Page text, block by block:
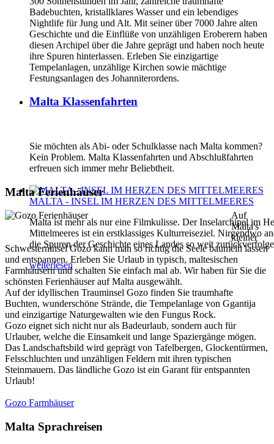
MALTA - INSEL IM HERZEN DES MITTELMEERES
Malta ist mehr als nur eine Filmkulisse. Der Inselarchipel im
Mittelmeeres ist ein erstklassiges Kulturreiseziel. Nirgendwo
die Spuren der Geschichte eines Landes so weit
weiterlesen
Badebuchten, kristallklares Wasser und ein lebendiges
Nightlife für Jung und Alt. Mit seiner über 7000 Jahre alten
Geschichte und die Einflüße von unzähligen Eroberern haben
diesen Archipel über die Jahre geprägt und haben noch heute
ihre Spuren hinterlassen. Erleben Sie einzigartige
Tempelanlagen, unzählige Kirchen sowie mächtige
Festungsanlagen des Johanniterordens.
Malta Klassenfahrten
Sie möchten als Abi- oder Schulklasse nach Malta kommen?
Kein Problem. Malta Klassenfahrten und Abschlußfahrten
erfreuen sich immer mehr Beliebtheit.
Malta Ferienhäuser
Auf
Malta's
kleiner
Schwesterninsel Gozo kann man so richtig die Seele baumeln lassen
und entspannen. Erleben Sie Urlaub in typisch, maltesischen
Farmhäusern und schalten Sie einfach mal ab. Wir haben für Sie die
schönsten Ferienhäuser auf Malta ausgewählt.
Auf der idyllischen Trauminsel Gozo finden Sie traumhafte
Buchten, wunderschöne Strände, die Tempelanlage von Ggantija
und einzigartige Naturgewalten wie den Fungus Rock.
Gozo eignet sich nicht nur als Badeurlaub, sondern auch für
Urlauber, welche die Einsamkeit und lange Spaziergänge mögen.
Das Landschaftsbild wird geprägt von Tafelbergen, Glockentürmen,
Felsschluchten und unzähligen Feldern mit ihren typischen
Steinmauern. Das ländliche Gozo ist ein Garant für entspannten
Urlaub!
Gozo Farmhäuser
Malta Sprachreisen